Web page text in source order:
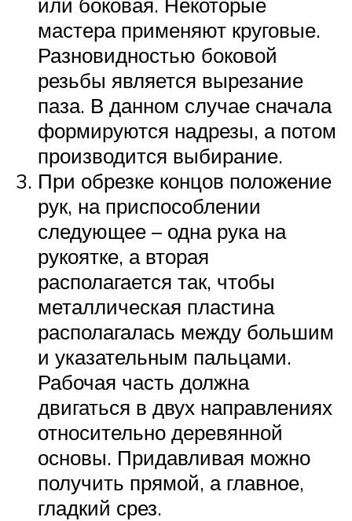
мастера применяют круговые.
Разновидностью боковой
резьбы является вырезание
паза. В данном случае сначала
формируются надрезы, а потом
производится выбирание.
При обрезке концов положение
рук, на приспособлении
следующее – одна рука на
рукоятке, а вторая
располагается так, чтобы
металлическая пластина
располагалась между большим
и указательным пальцами.
Рабочая часть должна
двигаться в двух направлениях
относительно деревянной
основы. Придавливая можно
получить прямой, а главное,
гладкий срез.